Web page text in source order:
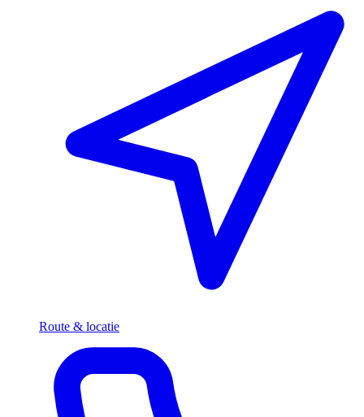
Route & locatie